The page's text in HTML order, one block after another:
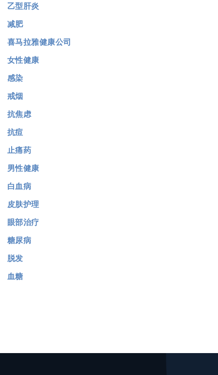
乙型肝炎
减肥
喜马拉雅健康公司
女性健康
感染
戒烟
抗焦虑
抗痘
止痛药
男性健康
白血病
皮肤护理
眼部治疗
糖尿病
脱发
血糖